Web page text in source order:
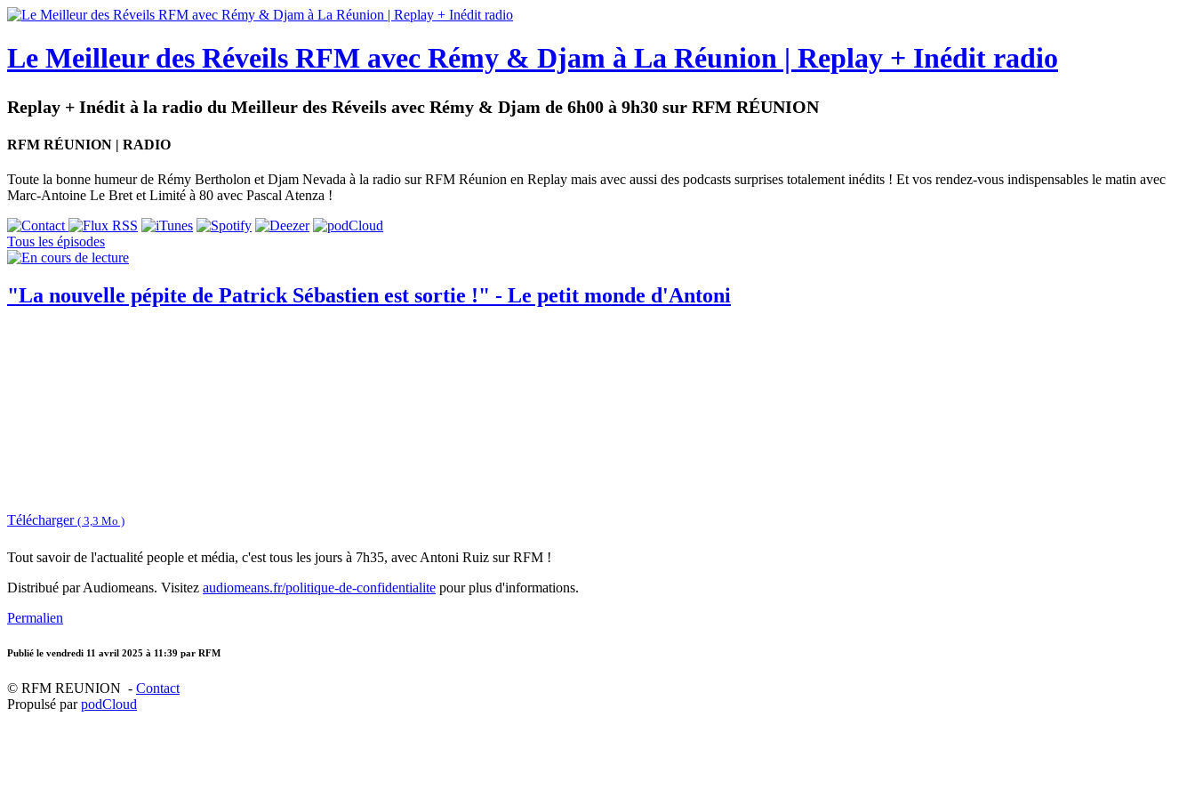
Le Meilleur des Réveils RFM avec Rémy & Djam à La Réunion | Replay + Inédit radio
Replay + Inédit à la radio du Meilleur des Réveils avec Rémy & Djam de 6h00 à 9h30 sur RFM RÉUNION
RFM RÉUNION | RADIO
Toute la bonne humeur de Rémy Bertholon et Djam Nevada à la radio sur RFM Réunion en Replay mais avec aussi des podcasts surprises totalement inédits ! Et vos rendez-vous indispensables le matin avec
Marc-Antoine Le Bret et Limité à 80 avec Pascal Atenza !
Tous les épisodes
"La nouvelle pépite de Patrick Sébastien est sortie !" - Le petit monde d'Antoni
Télécharger ( 3,3 Mo )
Tout savoir de l'actualité people et média, c'est tous les jours à 7h35, avec Antoni Ruiz sur RFM !
Distribué par Audiomeans. Visitez audiomeans.fr/politique-de-confidentialite pour plus d'informations.
Permalien
Publié le vendredi 11 avril 2025 à 11:39 par RFM
© RFM REUNION - Contact
Propulsé parpodCloud